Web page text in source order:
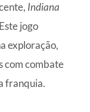
Indiana
jogo
exploração,
com combate
franquia.